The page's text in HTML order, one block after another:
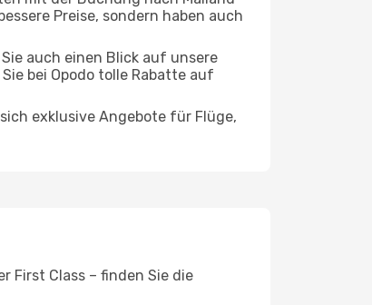
Preise, sondern haben auch
auch einen Blick auf unsere
bei Opodo tolle Rabatte auf
exklusive Angebote für Flüge,
First Class – finden Sie die